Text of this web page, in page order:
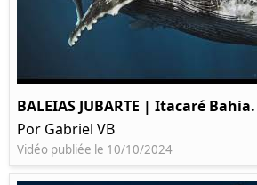
BALEIAS JUBARTE | Itacaré Bahia.
Por Gabriel VB
Vidéo publiée le 10/10/2024